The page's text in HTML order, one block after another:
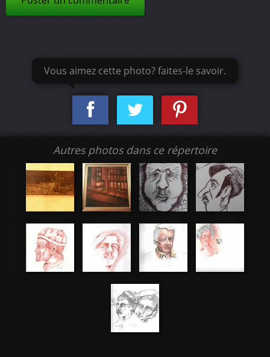
Vous aimez cette photo? faites-le savoir.
Autres photos dans ce répertoire